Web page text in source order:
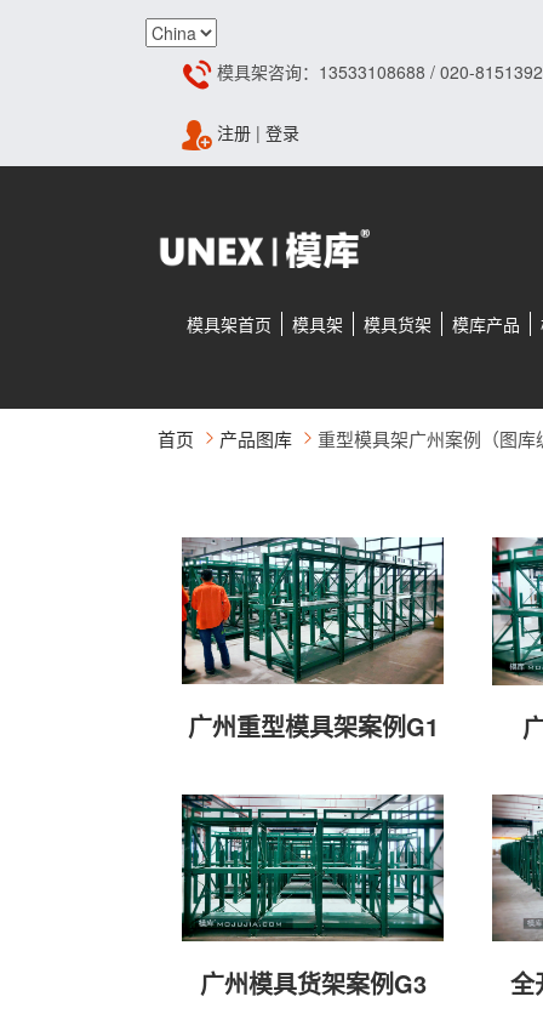
模具架咨询：13533108688 / 020-
注册 | 登录
模具架首页 模具架 模具货架 模库产品
首页 产品图库 重型模具架广州案例（图库
广州重型模具架案例G1
广州模具货架案例G3 全